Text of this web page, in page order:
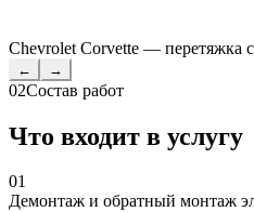
Chevrolet Corvette — перетяжка
← →
02Состав работ
Что входит в услугу
01
Демонтаж и обратный монтаж